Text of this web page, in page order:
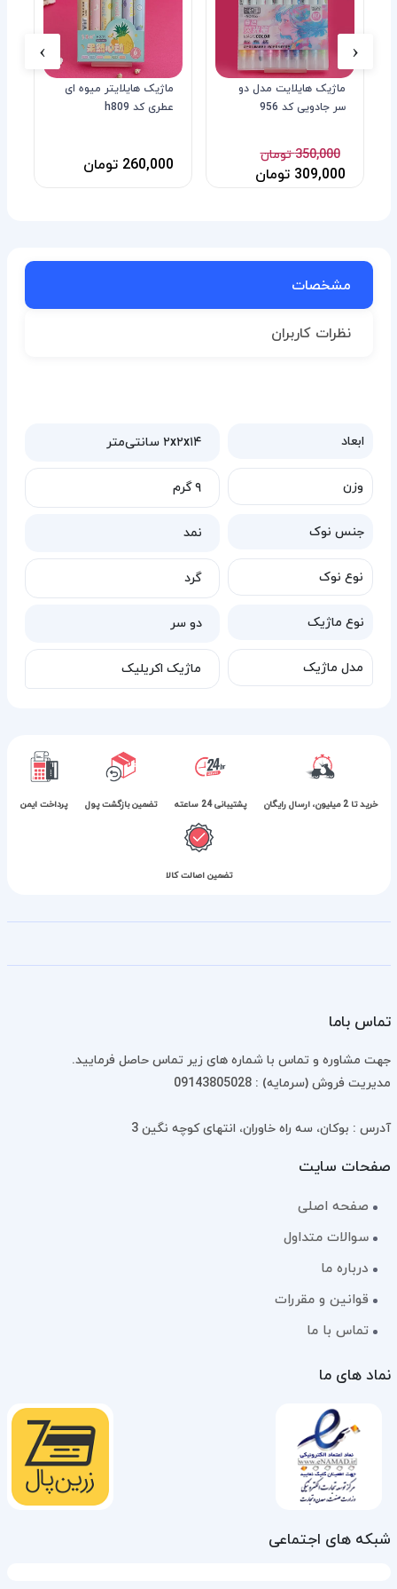
ماژیک هایلایت مدل دو
سر جادویی کد 956
350,000 تومان
309,000 تومان
ماژیک هایلایتر میوه ای
عطری کد h809
260,000 تومان
‹
›
مشخصات
نظرات کاربران
ابعاد
۲x۲x۱۴ سانتی‌متر
وزن
۹ گرم
جنس نوک
نمد
نوع نوک
گرد
نوع ماژیک
دو سر
مدل ماژیک
ماژیک اکریلیک
خرید تا 2 میلیون، ارسال رایگان پشتیبانی 24 ساعته تضمین بازگشت پول پرداخت ایمن
تضمین اصالت کالا
تماس باما
جهت مشاوره و تماس با شماره های زیر تماس حاصل فرمایید.
مدیریت فروش (سرمایه) : 09143805028
آدرس : بوکان، سه راه خاوران، انتهای کوچه نگین 3
صفحات سایت
صفحه اصلی
سوالات متداول
درباره ما
قوانین و مقررات
تماس با ما
نماد های ما
شبکه های اجتماعی